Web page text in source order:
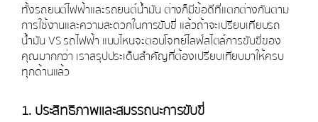
ทั้งรถยนต์ไฟฟ้าและรถยนต์น้ำมัน ต่างก็มีข้อดีที่แตกต่างกันตาม
การใช้งานและความสะดวกในการขับขี่ แล้วถ้าจะเปรียบเทียบรถ
น้ำมัน VS รถไฟฟ้า แบบไหนจะตอบโจทย์ไลฟ์สไตล์การขับขี่ของ
คุณมากกว่า เราสรุปประเด็นสำคัญที่ต้องเปรียบเทียบมาให้ครบ
ทุกด้านแล้ว
1. ประสิทธิภาพและสมรรถนะการขับขี่